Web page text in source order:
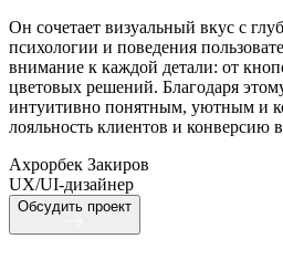
Он сочетает визуальный вкус с
психологии и поведения
внимание к каждой детали: от
цветовых решений. Благодаря
интуитивно понятным, уютным и
лояльность клиентов и конверсию
Ахрорбек Закиров
UX/UI-дизайнер
Обсудить проект